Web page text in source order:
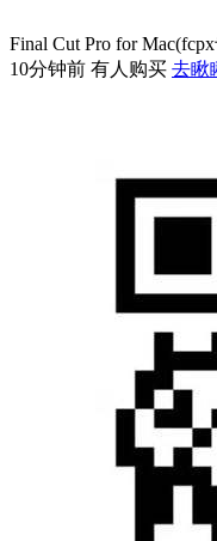
Final Cut Pro for
10分钟前 有人购买 去瞅